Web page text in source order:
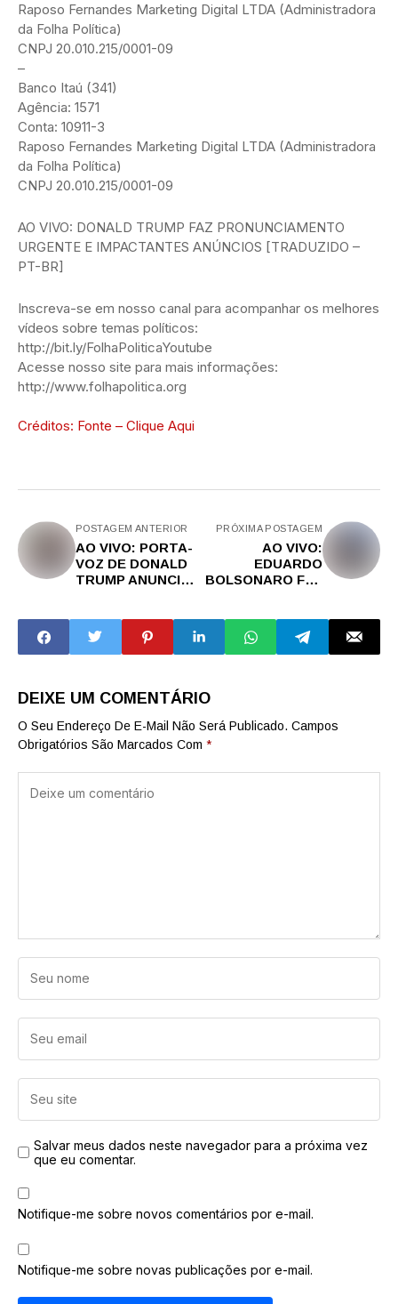
Raposo Fernandes Marketing Digital LTDA (Administradora
da Folha Política)
CNPJ 20.010.215/0001-09
–
Banco Itaú (341)
Agência: 1571
Conta: 10911-3
Raposo Fernandes Marketing Digital LTDA (Administradora
da Folha Política)
CNPJ 20.010.215/0001-09
AO VIVO: DONALD TRUMP FAZ PRONUNCIAMENTO
URGENTE E IMPACTANTES ANÚNCIOS [TRADUZIDO –
PT-BR]
Inscreva-se em nosso canal para acompanhar os melhores
vídeos sobre temas políticos:
http://bit.ly/FolhaPoliticaYoutube
Acesse nosso site para mais informações:
http://www.folhapolitica.org
Créditos: Fonte – Clique Aqui
POSTAGEM ANTERIOR
AO VIVO: PORTA-
VOZ DE DONALD
TRUMP ANUNCIA
INIMIGOS E
REFUTA VELHA
MÍDIA [PT-BR]
PRÓXIMA POSTAGEM
AO VIVO:
EDUARDO
BOLSONARO FAZ
EUA, ENFRENTA
MORAES E
REBATE
DEIXE UM COMENTÁRIO
O Seu Endereço De E-Mail Não Será Publicado. Campos
Obrigatórios São Marcados Com *
Salvar meus dados neste navegador para a próxima vez
que eu comentar.
Notifique-me sobre novos comentários por e-mail.
Notifique-me sobre novas publicações por e-mail.